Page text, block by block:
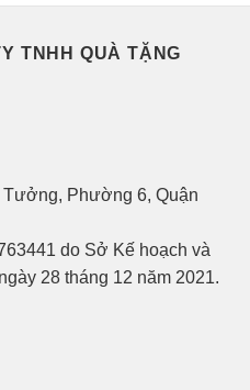
TNHH QUÀ TẶNG
Phường 6, Quận
do Sở Kế hoạch và
28 tháng 12 năm 2021.